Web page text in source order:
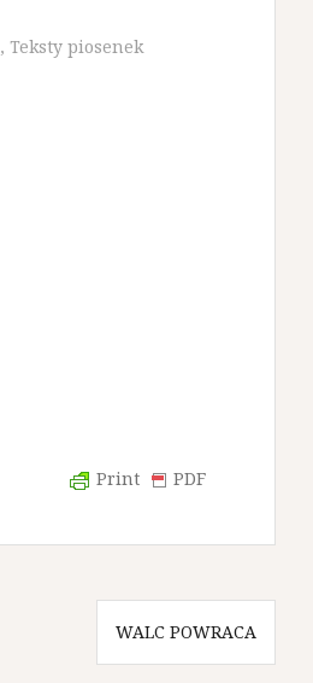
, Teksty piosenek
Print PDF
WALC POWRACA